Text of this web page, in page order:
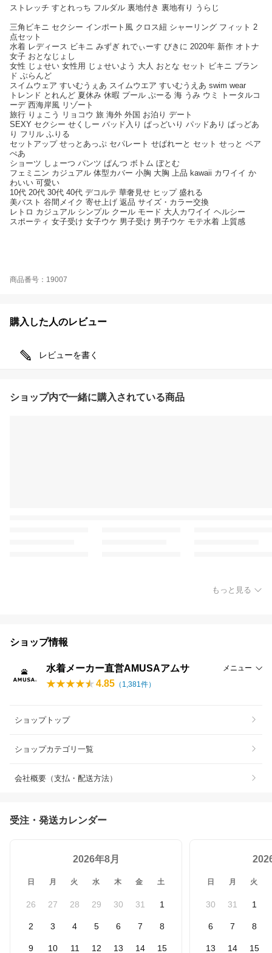
ストレッチ すとれっち フルダル 裏地付き 裏地有り うらじ
三角ビキニ セクシー インポート風 クロス紐 シャーリング フィット 2
点セット
水着 レディース ビキニ みずぎ れでぃーす びきに 2020年 新作 オトナ
女子 おとなじょし
女性 じょせい 女性用 じょせいよう 大人 おとな セット ビキニ ブラン
ド ぶらんど
スイムウェア すいむうぇあ スイムウエア すいむうえあ swim wear
トレンド とれんど 夏休み 休暇 プール ぷーる 海 うみ ウミ トータルコ
ーデ 西海岸風 リゾート
旅行 りょこう リョコウ 旅 海外 外国 お泊り デート
SEXY セクシー せくしー パッド入り ぱっどいり パッドあり ぱっどあ
り フリル ふりる
セットアップ せっとあっぷ セパレート せぱれーと セット せっと ペア
ぺあ
ショーツ しょーつ パンツ ぱんつ ボトム ぼとむ
フェミニン カジュアル 体型カバー 小胸 大胸 上品 kawaii カワイイ か
わいい 可愛い
10代 20代 30代 40代 デコルテ 華奢見せ ヒップ 盛れる
美バスト 谷間メイク 寄せ上げ 返品 サイズ・カラー交換
レトロ カジュアル シンプル クール モード 大人カワイイ ヘルシー
スポーティ 女子受け 女子ウケ 男子受け 男子ウケ モテ水着 上質感
商品番号：19007
購入した人のレビュー
レビューを書く
ショップ内で一緒に購入されている商品
もっと見る
ショップ情報
水着メーカー直営AMUSAアムサ メニュー
4.85 （ 1,381件）
ショップトップ
ショップカテゴリ一覧
会社概要（支払・配送方法）
受注・発送カレンダー
2026年8月
日 月 火 水 木 金 土
26 27 28 29 30 31 1
2 3 4 5 6 7 8
9 10 11 12 13 14 15
日 月 火
30 31 1
6 7 8
13 14 15